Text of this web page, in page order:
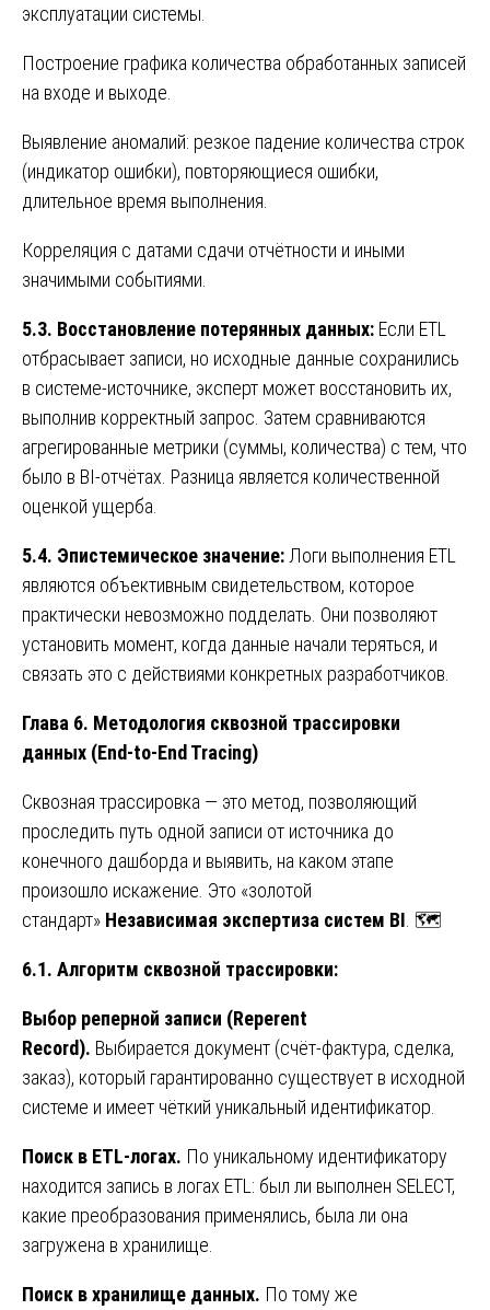
эксплуатации системы.
Построение графика количества обработанных записей
на входе и выходе.
Выявление аномалий: резкое падение количества строк
(индикатор ошибки), повторяющиеся ошибки,
длительное время выполнения.
Корреляция с датами сдачи отчётности и иными
значимыми событиями.
5.3. Восстановление потерянных данных: Если ETL
отбрасывает записи, но исходные данные сохранились
в системе-источнике, эксперт может восстановить их,
выполнив корректный запрос. Затем сравниваются
агрегированные метрики (суммы, количества) с тем, что
было в BI-отчётах. Разница является количественной
оценкой ущерба.
5.4. Эпистемическое значение: Логи выполнения ETL
являются объективным свидетельством, которое
практически невозможно подделать. Они позволяют
установить момент, когда данные начали теряться, и
связать это с действиями конкретных разработчиков.
Глава 6. Методология сквозной трассировки
данных (End-to-End Tracing)
Сквозная трассировка — это метод, позволяющий
проследить путь одной записи от источника до
конечного дашборда и выявить, на каком этапе
произошло искажение. Это «золотой
стандарт» Независимая экспертиза систем BI . 🗺️
6.1. Алгоритм сквозной трассировки:
Выбор реперной записи (Reperent
Record). Выбирается документ (счёт-фактура, сделка,
заказ), который гарантированно существует в исходной
системе и имеет чёткий уникальный идентификатор.
Поиск в ETL-логах. По уникальному идентификатору
находится запись в логах ETL: был ли выполнен SELECT,
какие преобразования применялись, была ли она
загружена в хранилище.
Поиск в хранилище данных. По тому же